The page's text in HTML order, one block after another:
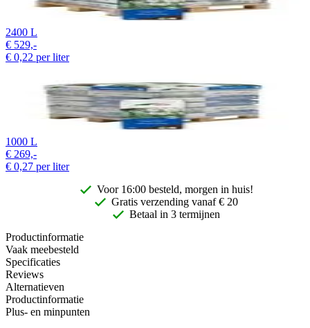
2400 L
€ 529,-
€ 0,22 per liter
1000 L
€ 269,-
€ 0,27 per liter
Voor 16:00 besteld, morgen in huis!
Gratis verzending vanaf € 20
Betaal in 3 termijnen
Productinformatie
Vaak meebesteld
Specificaties
Reviews
Alternatieven
Productinformatie
Plus- en minpunten